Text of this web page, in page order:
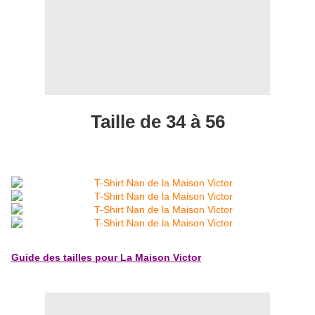
Taille de 34 à 56
Guide des tailles pour La Maison Victor